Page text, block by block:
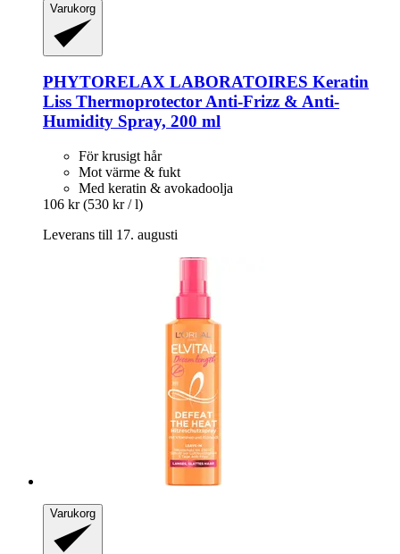
Varukorg
PHYTORELAX LABORATOIRES Keratin
Liss Thermoprotector Anti-​Frizz & Anti-​
Humidity Spray, 200 ml
För krusigt hår
Mot värme & fukt
Med keratin & avokadoolja
106 kr (530 kr / l)
Leverans till 17. augusti
Varukorg